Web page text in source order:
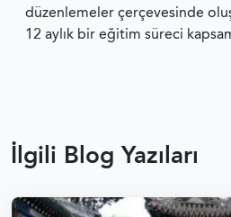
düzenlemeler çerçevesinde
12 aylık bir eğitim süreci
İlgili Blog Yazıları